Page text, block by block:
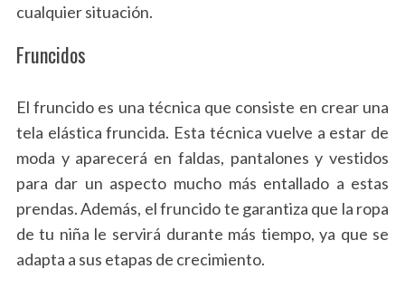
cualquier situación.
Fruncidos
El fruncido es una técnica que consiste en crear una
tela elástica fruncida. Esta técnica vuelve a estar de
moda y aparecerá en faldas, pantalones y vestidos
para dar un aspecto mucho más entallado a estas
prendas. Además, el fruncido te garantiza que la ropa
de tu niña le servirá durante más tiempo, ya que se
adapta a sus etapas de crecimiento.
S
e
a
r
h